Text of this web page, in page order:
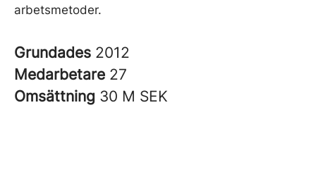
arbetsmetoder.
Grundades 2012
Medarbetare 27
Omsättning 30 M SEK